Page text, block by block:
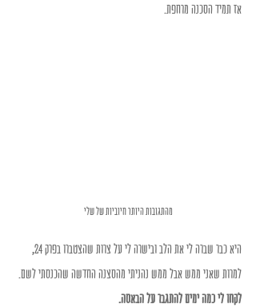
אז תמיד הסכנה מרחפת.
מהתגובות היותר חיוביות של שלי
היא כבר שברה לי את הלב ובישרה לי על צרות שהצטברו בפרק 24,
למרות שאני ממש אבל ממש נהניתי מהסצנה החדשה שהכנסתי לשם.
לקחו לי כמה ימים להתגבר על הבאסה.